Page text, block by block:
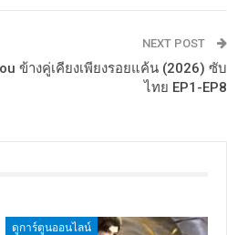
NEXT POST
ข้างคู่เคียงเพียงรอยแค้น (2026) ซับ
ไทย EP1-EP8
ดูการ์ตูนออนไลน์